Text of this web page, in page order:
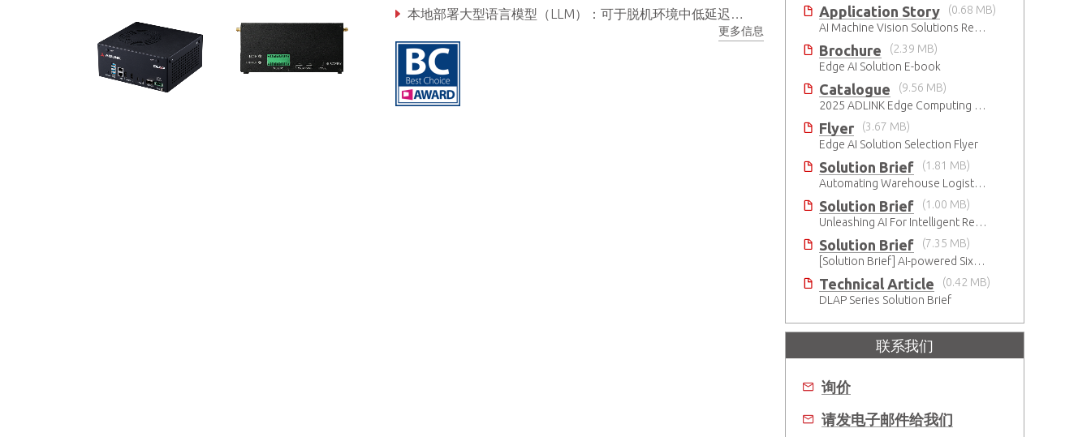
本地部署大型语言模型（LLM）：可于脱机环境中低延迟执行大型语言模型，确保数据隐私与安全
更多信息
Application Story
(0.68 MB)
AI Machine Vision Solutions Reinforcing Cleanroom Entry Procedures
Brochure
(2.39 MB)
Edge AI Solution E-book
Catalogue
(9.56 MB)
2025 ADLINK Edge Computing Platforms Catalog
Flyer
(3.67 MB)
Edge AI Solution Selection Flyer
Solution Brief
(1.81 MB)
Automating Warehouse Logistics with AI
Solution Brief
(1.00 MB)
Unleashing AI For Intelligent Retail Experience
Solution Brief
(7.35 MB)
[Solution Brief] AI-powered Six-Sided Product Case Inspection
Technical Article
(0.42 MB)
DLAP Series Solution Brief
联系我们
询价
请发电子邮件给我们